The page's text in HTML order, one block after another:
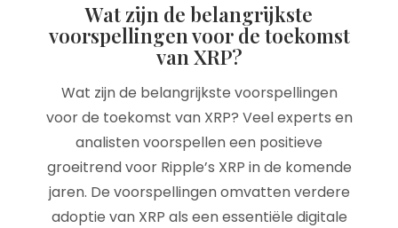
Wat zijn de belangrijkste
voorspellingen voor de toekomst
van XRP?
Wat zijn de belangrijkste voorspellingen
voor de toekomst van XRP? Veel experts en
analisten voorspellen een positieve
groeitrend voor Ripple’s XRP in de komende
jaren. De voorspellingen omvatten verdere
adoptie van XRP als een essentiële digitale